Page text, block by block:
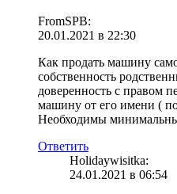
FromSPB:
20.01.2021 в 22:30
Как продать машину
собственность
доверенность с правом
машину от его имени (
Необходимы
Ответить
Holidaywisitka:
24.01.2021 в 06:54